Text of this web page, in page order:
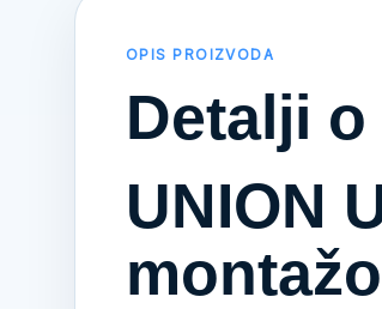
OPIS PROIZVODA
Detalji
UNION